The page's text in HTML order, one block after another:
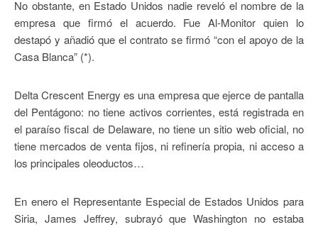
No obstante, en Estado Unidos nadie reveló el nombre de la
empresa que firmó el acuerdo. Fue Al-Monitor quien lo
destapó y añadió que el contrato se firmó “con el apoyo de la
Casa Blanca” (*).
Delta Crescent Energy es una empresa que ejerce de pantalla
del Pentágono: no tiene activos corrientes, está registrada en
el paraíso fiscal de Delaware, no tiene un sitio web oficial, no
tiene mercados de venta fijos, ni refinería propia, ni acceso a
los principales oleoductos…
En enero el Representante Especial de Estados Unidos para
Siria, James Jeffrey, subrayó que Washington no estaba